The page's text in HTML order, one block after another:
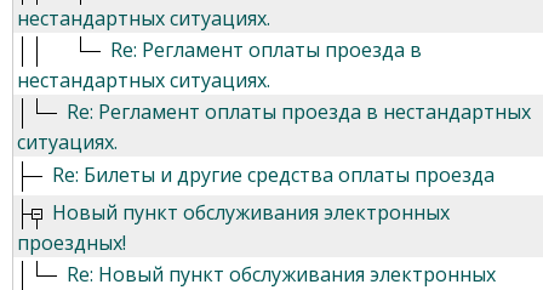
нестандартных ситуациях.
Re: Регламент оплаты проезда в
нестандартных ситуациях.
Re: Регламент оплаты проезда в нестандартных
ситуациях.
Re: Билеты и другие средства оплаты проезда
Новый пункт обслуживания электронных
проездных!
Re: Новый пункт обслуживания электронных